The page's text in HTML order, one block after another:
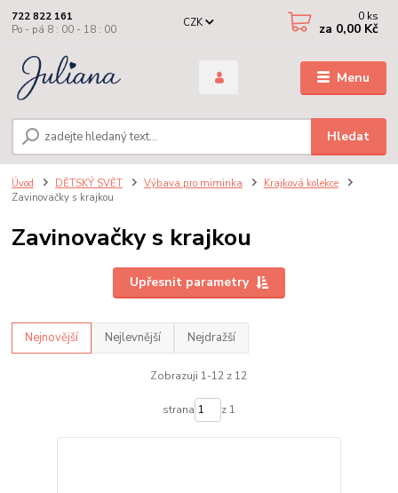
Menu
CZK
Hledat
722 822 161
Po - pá 8 : 00 - 18 : 00
0 ks
za 0,00 Kč
Úvod DĚTSKÝ SVĚT Výbava pro miminka
Krajková kolekce
Zavinovačky s krajkou
Zavinovačky s krajkou
Upřesnit parametry
Nejnovější Nejlevnější Nejdražší
Zobrazuji 1-12 z 12
strana z 1